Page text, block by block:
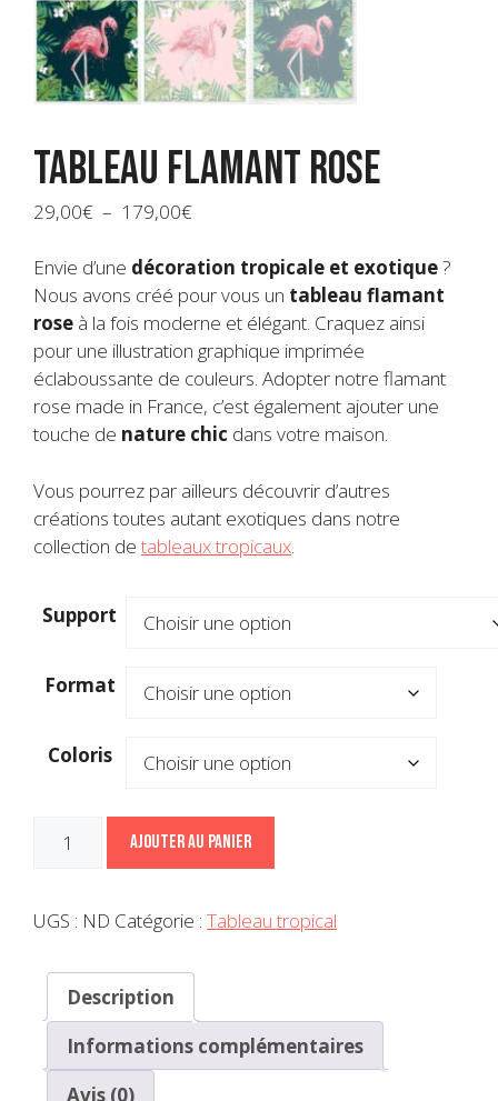
Tableau flamant rose
29,00€ – 179,00€Plage
prix :
29,00€
à
179,00€
Envie d’une décoration tropicale et exotique?
Nous avons créé pour vous un tableau flamant
rose à la fois moderne et élégant. Craquez ainsi
pour une illustration graphique imprimée
éclaboussante de couleurs. Adopter notre flamant
rose made in France, c’est également ajouter une
touche de nature chic dans votre maison.
Vous pourrez par ailleurs découvrir d’autres
créations toutes autant exotiques dans notre
collection detableaux tropicaux
Support
Format
Coloris
flamant
Ajouter au panier
UGS : ND Catégorie : Tableau tropical
Description
Informations complémentaires
Avis (0)